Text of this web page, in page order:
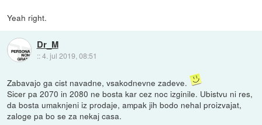
Yeah right.
Dr_M
::4. jul 2019, 08:51
Zabavajo ga cist navadne, vsakodnevne zadeve.
Sicer pa 2070 in 2080 ne bosta kar cez noc izginile. Ubistvu ni res,
da bosta umaknjeni iz prodaje, ampak jih bodo nehal proizvajat,
zaloge pa bo se za nekaj casa.